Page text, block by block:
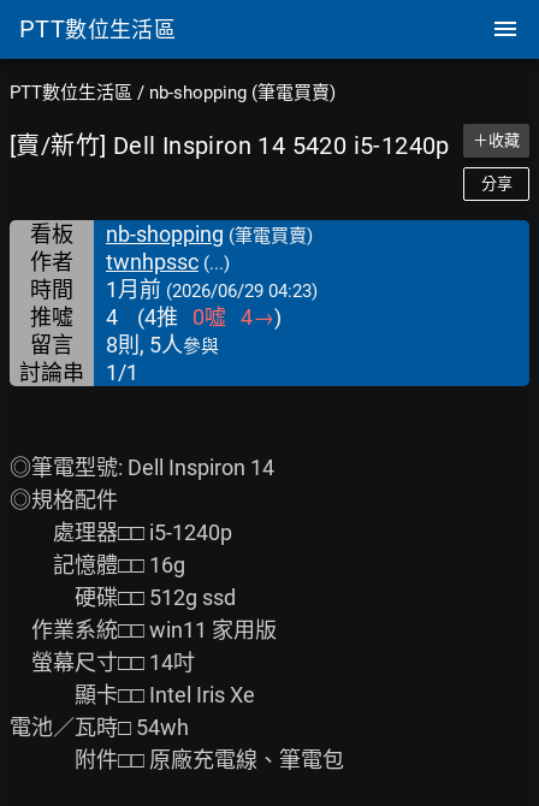
PTT數位生活區
PTT數位生活區 / nb-shopping (筆電買賣)
[賣/新竹] Dell Inspiron 14 5420 i5-1240p ＋收藏
分享
看板 nb-shopping (筆電買賣)
作者 twnhpssc (...)
時間 1月前 (2026/06/29 04:23)
推噓 4 (4推 0噓 4→)
留言
8則, 5人參與
討論串 1/1
◎筆電型號: Dell Inspiron 14
◎規格配件
處理器□□ i5-1240p
記憶體□□ 16g
硬碟□□ 512g ssd
作業系統□□ win11 家用版
螢幕尺寸□□ 14吋
顯卡□□ Intel Iris Xe
電池／瓦時□ 54wh
附件□□ 原廠充電線、筆電包